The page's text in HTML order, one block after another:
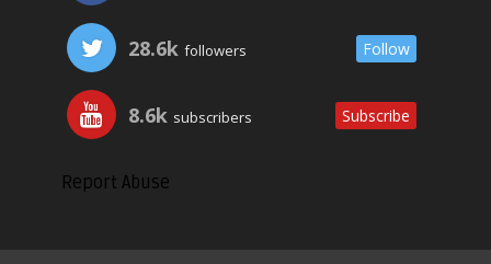
28.6k followers Follow
8.6k subscribers Subscribe
Report Abuse